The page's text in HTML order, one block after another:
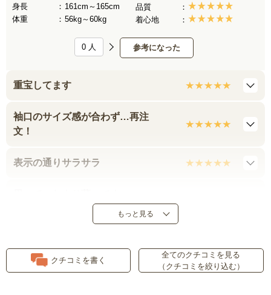
身長
161cm～165cm
体重
56kg～60kg
品質
着心地
参考になった
0 人
重宝してます
袖口のサイズ感が合わず…再注
文！
表示の通りサラサラ
色は好みなんだけど
もっと見る
クチコミを書く
全てのクチコミを見る
（クチコミを絞り込む）